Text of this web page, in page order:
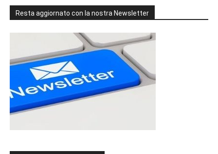
Resta aggiornato con la nostra Newsletter